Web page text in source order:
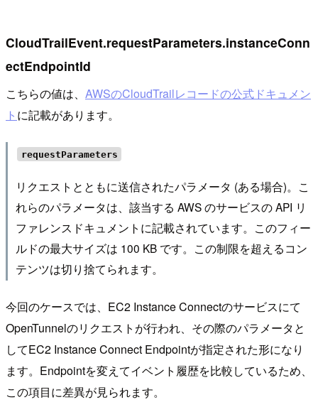
CloudTrailEvent.requestParameters.instanceConn
ectEndpointId
こちらの値は、 AWSのCloudTrailレコードの公式ドキュメン
ト に記載があります。
requestParameters
リクエストとともに送信されたパラメータ (ある場合)。こ
れらのパラメータは、該当する AWS のサービスの API リ
ファレンスドキュメントに記載されています。このフィー
ルドの最大サイズは 100 KB です。この制限を超えるコン
テンツは切り捨てられます。
今回のケースでは、EC2 Instance Connectのサービスにて
OpenTunnelのリクエストが行われ、その際のパラメータと
してEC2 Instance Connect Endpointが指定された形になり
ます。Endpointを変えてイベント履歴を比較しているため、
この項目に差異が見られます。